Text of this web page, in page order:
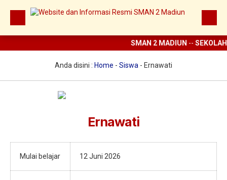
Prestasi
Digital Sekolah
Guru dan Karyawan
SMAN 2 MADIUN --
Anda disini : Home - Siswa - Ernawati
Ernawati
Mulai belajar 12 Juni 2026